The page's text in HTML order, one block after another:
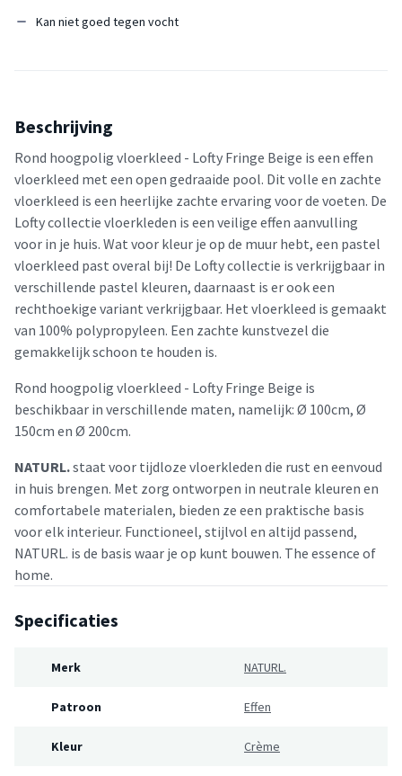
Kan niet goed tegen vocht
Beschrijving
Rond hoogpolig vloerkleed - Lofty Fringe Beige is een effen
vloerkleed met een open gedraaide pool. Dit volle en zachte
vloerkleed is een heerlijke zachte ervaring voor de voeten. De
Lofty collectie vloerkleden is een veilige effen aanvulling
voor in je huis. Wat voor kleur je op de muur hebt, een pastel
vloerkleed past overal bij! De Lofty collectie is verkrijgbaar in
verschillende pastel kleuren, daarnaast is er ook een
rechthoekige variant verkrijgbaar. Het vloerkleed is gemaakt
van 100% polypropyleen. Een zachte kunstvezel die
gemakkelijk schoon te houden is.
Rond hoogpolig vloerkleed - Lofty Fringe Beige is
beschikbaar in verschillende maten, namelijk: Ø 100cm, Ø
150cm en Ø 200cm.
NATURL.staat voor tijdloze vloerkleden die rust en eenvoud
in huis brengen. Met zorg ontworpen in neutrale kleuren en
comfortabele materialen, bieden ze een praktische basis
voor elk interieur. Functioneel, stijlvol en altijd passend,
NATURL. is de basis waar je op kunt bouwen. The essence of
home.
Specificaties
Merk NATURL.
Patroon Effen
Kleur Crème